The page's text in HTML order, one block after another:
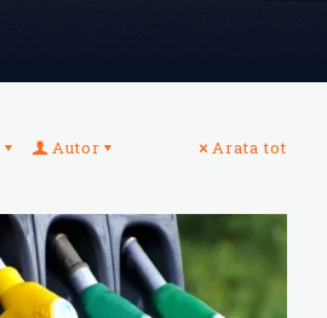
Autor Arata tot